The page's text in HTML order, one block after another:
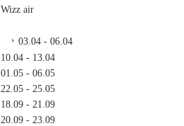
Wizz air
03.04 - 06.04
10.04 - 13.04
01.05 - 06.05
22.05 - 25.05
18.09 - 21.09
20.09 - 23.09